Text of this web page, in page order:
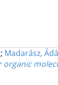
; Madarász,